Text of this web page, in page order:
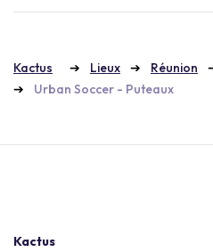
Kactus Lieux Réunion
Urban Soccer - Puteaux
Kactus